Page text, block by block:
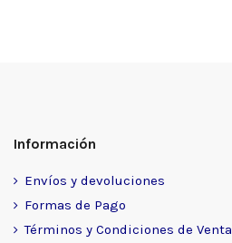
Información
Envíos y devoluciones
Formas de Pago
Términos y Condiciones de Venta